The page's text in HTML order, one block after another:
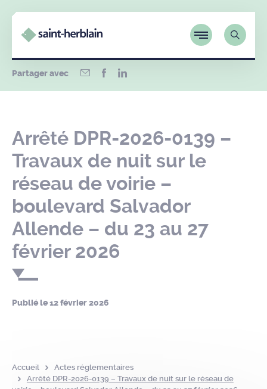
Partager avec
Arrêté DPR-2026-0139 –
Travaux de nuit sur le
réseau de voirie –
boulevard Salvador
Allende – du 23 au 27
février 2026
Publié le12 février 2026
Accueil
Actes réglementaires
Arrêté DPR-2026-0139 – Travaux de nuit sur le réseau de